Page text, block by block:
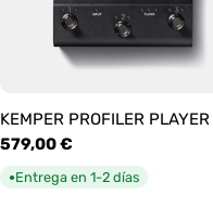
KEMPER PROFILER PLAYER
Precio
habitual
579,00 €
●Entrega en 1-2 días